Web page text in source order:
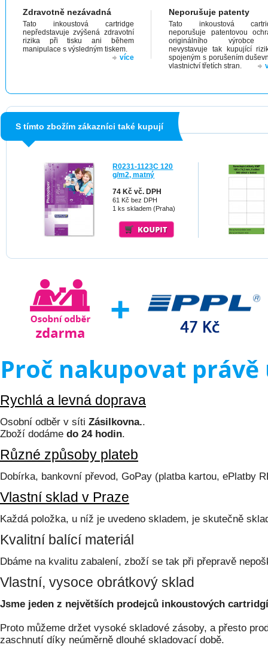
Zdravotně nezávadná
Tato inkoustová cartridge
nepředstavuje zvýšená zdravotní
rizika při tisku ani během
manipulace s výsledným tiskem.
více
Neporušuje patenty
Tato inkoustová
neporušuje patentovou
originálního
nevystavuje tak kupující
spojeným s porušením
vlastnictví třetích stran.
S tímto zbožím zákazníci také kupují
R0231-1123C 120
g/m2, matný
74 Kč vč. DPH
61 Kč bez DPH
1 ks skladem (Praha)
Proč nakupovat právě
Rychlá a levná doprava
Osobní odběr v síti Zásilkovna..
Zboží dodáme do 24 hodin.
Různé způsoby plateb
Dobírka, bankovní převod, GoPay (platba kartou, ePlatby
Vlastní sklad v Praze
Každá položka, u níž je uvedeno skladem, je skutečně
Kvalitní balící materiál
Dbáme na kvalitu zabalení, zboží se tak při přepravě
Vlastní, vysoce obrátkový sklad
Jsme jeden z největších prodejců inkoustových
Proto můžeme držet vysoké skladové zásoby, a přesto
zaschnutí díky neúměrně dlouhé skladovací době.